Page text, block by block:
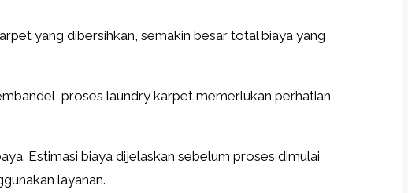
yang dibersihkan, semakin besar total biaya yang
proses laundry karpet memerlukan perhatian
Estimasi biaya dijelaskan sebelum proses dimulai
layanan.